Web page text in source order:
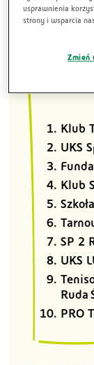
Klub
UKS
Klub
SP 2
UKS
Ruda
PRO
usprawnienia
strony i wsparcia
Zmień